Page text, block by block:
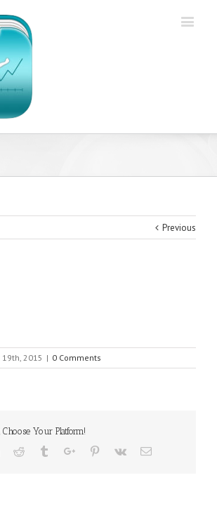
Previous
2015 | 0 Comments
Your Platform!
Reddit TumblrGoogle+Pinterest
Vk Email